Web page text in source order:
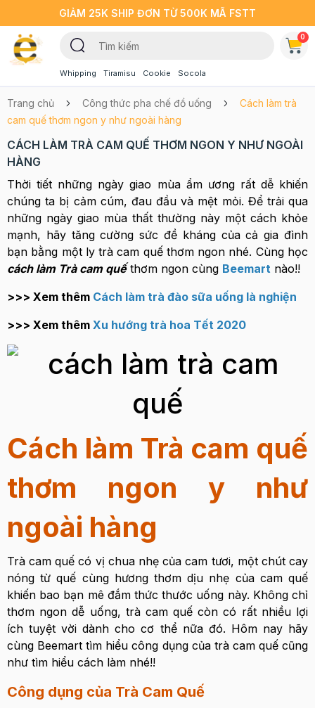
GIẢM 25K SHIP ĐƠN TỪ 500K MÃ FSTT
Whipping Tiramisu Cookie Socola
0
Trang chủ Công thức pha chế đồ uống
Cách làm trà
cam quế thơm ngon y như ngoài hàng
CÁCH LÀM TRÀ CAM QUẾ THƠM NGON Y NHƯ NGOÀI
HÀNG
Thời tiết những ngày giao mùa ẩm ương rất dễ khiến
chúng ta bị cảm cúm, đau đầu và mệt mỏi. Để trải qua
những ngày giao mùa thất thường này một cách khỏe
mạnh, hãy tăng cường sức đề kháng của cả gia đình
bạn bằng một ly trà cam quế thơm ngon nhé. Cùng học
cách làm Trà cam quếthơm ngon cùng Beemart nào!!
>>> Xem thêm Cách làm trà đào sữa uống là nghiện
>>> Xem thêm Xu hướng trà hoa Tết 2020
Cách làm Trà cam quế
thơm ngon y như
ngoài hàng
Trà cam quế có vị chua nhẹ của cam tươi, một chút cay
nóng từ quế cùng hương thơm dịu nhẹ của cam quế
khiến bao bạn mê đắm thức thước uống này. Không chỉ
thơm ngon dễ uống, trà cam quế còn có rất nhiều lợi
ích tuyệt vời dành cho cơ thể nữa đó. Hôm nay hãy
cùng Beemart tìm hiểu công dụng của trà cam quế cũng
như tìm hiểu cách làm nhé!!
Công dụng của Trà Cam Quế